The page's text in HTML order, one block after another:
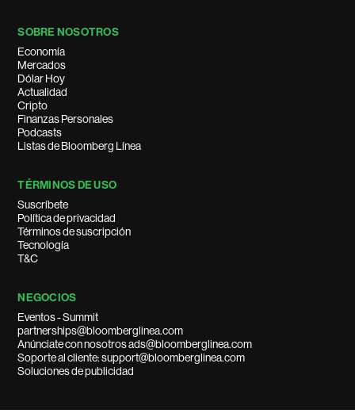
SOBRE NOSOTROS
Economía
Mercados
Dólar Hoy
Actualidad
Cripto
Finanzas Personales
Podcasts
Listas de Bloomberg Línea
TÉRMINOS DE USO
Suscríbete
Política de privacidad
Términos de suscripción
Tecnología
T&C
NEGOCIOS
Eventos - Summit
partnerships@bloomberglinea.com
Anúnciate con nosotros ads@bloomberglinea.com
Soporte al cliente: support@bloomberglinea.com
Soluciones de publicidad